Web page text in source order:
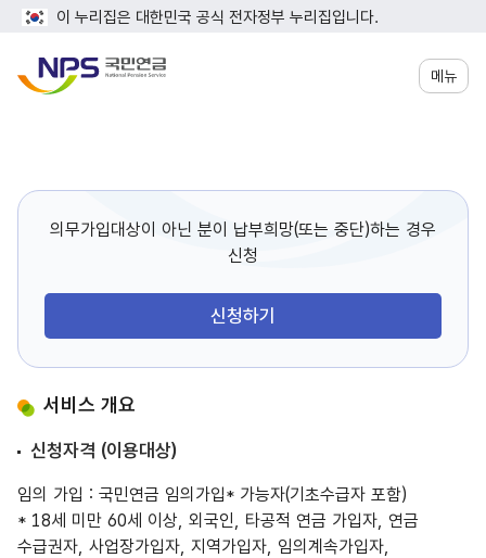
이 누리집은 대한민국 공식 전자정부 누리집입니다.
메뉴
의무가입대상이 아닌 분이 납부희망(또는 중단)하는 경우
신청
신청하기
서비스 개요
신청자격 (이용대상)
임의 가입 : 국민연금 임의가입* 가능자(기초수급자 포함)
* 18세 미만 60세 이상, 외국인, 타공적 연금 가입자, 연금
수급권자, 사업장가입자, 지역가입자, 임의계속가입자,